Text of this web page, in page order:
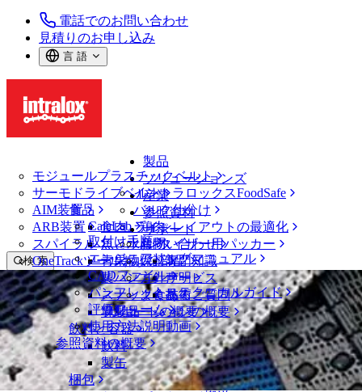
電話でのお問い合わせ
見積りのお申し込み
言 語
製品
モジュールプラスチックベルト
サーモドライブベルト
AIM装置
ARB装置
スパイラル
OneTrackツールおよび部品
ソリューションズ
イントラロックスFoodSafe
バルク仕分け
ラインレイアウトの最適化
パレタイザー用パッカー
専門知識
サービス
技術
ソリューションの概要
産業
食品
食肉、鶏肉
魚と水産物
青果物
製パン
スナック食品
乳製品
飲料と容器
飲料
製缶
梱包
参照資料
CalcLab
取付け手順
エンジニアリングマニュアル
CADファイル
パンフレット・テクニカルガイド
評価フォーム
使用方法説明動画
参照資料の概要
サポート
お問い合わせ
保証
方針声明
よくあるご質問
サポートの概要
検 索
メニューを開く
ベルトファインダー
ベルトファインダー
モジュールプラスチックベルト
400 シリーズ
2材質フィンガートランスファープレート